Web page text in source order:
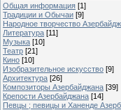
Общая информация [1]
Традиции и Обычаи [9]
Народное творчество
Литература [11]
Музыка [10]
Театр [21]
Кино [10]
Изобразительное искусство [9]
Архитектура [26]
Композиторы Азербайджана [39]
Крепости Азербайджана [14]
Певцы ; певицы и Ханенде